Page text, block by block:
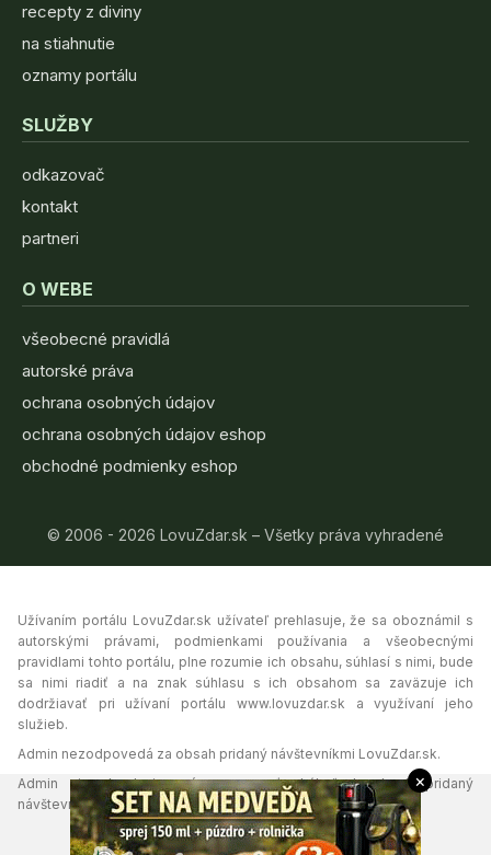
recepty z diviny
na stiahnutie
oznamy portálu
SLUŽBY
odkazovač
kontakt
partneri
O WEBE
všeobecné pravidlá
autorské práva
ochrana osobných údajov
ochrana osobných údajov eshop
obchodné podmienky eshop
© 2006 - 2026 LovuZdar.sk – Všetky práva vyhradené
Užívaním portálu LovuZdar.sk užívateľ prehlasuje, že sa oboznámil s
autorskými právami, podmienkami používania a všeobecnými
pravidlami tohto portálu, plne rozumie ich obsahu, súhlasí s nimi, bude
sa nimi riadiť a na znak súhlasu s ich obsahom sa zaväzuje ich
dodržiavať pri užívaní portálu www.lovuzdar.sk a využívaní jeho
služieb.
Admin nezodpovedá za obsah pridaný návštevníkmi LovuZdar.sk.
Admin si vyhradzuje právo vymazať akýkoľvek obsah pridaný
návštevníkmi portálu, ak tak uzná za vhodné.
×